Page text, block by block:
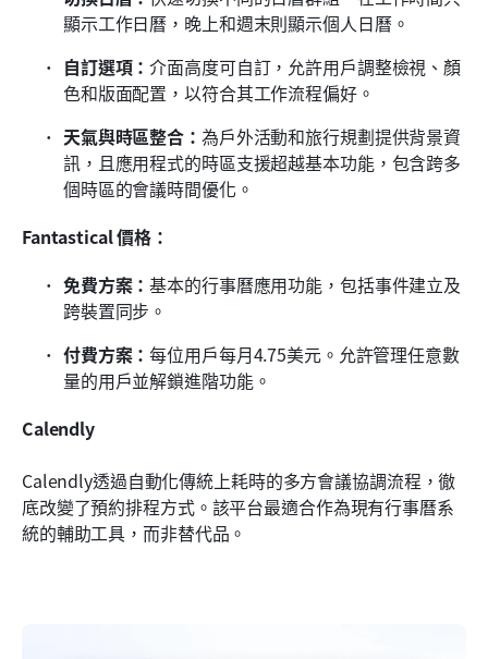
顯示工作日曆，晚上和週末則顯示個人日曆。
自訂選項：介面高度可自訂，允許用戶調整檢視、顏
色和版面配置，以符合其工作流程偏好。
天氣與時區整合： 為戶外活動和旅行規劃提供背景資
訊，且應用程式的時區支援超越基本功能，包含跨多
個時區的會議時間優化。
Fantastical 價格：
免費方案：基本的行事曆應用功能，包括事件建立及
跨裝置同步。
付費方案：每位用戶每月4.75美元。允許管理任意數
量的用戶並解鎖進階功能。
Calendly
Calendly透過自動化傳統上耗時的多方會議協調流程，徹
底改變了預約排程方式。該平台最適合作為現有行事曆系
統的輔助工具，而非替代品。